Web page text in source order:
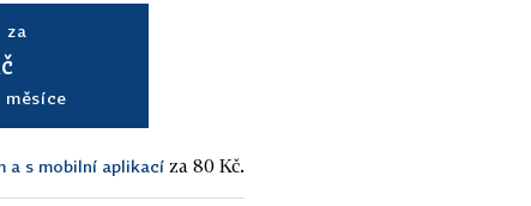
za
měsíce
a s mobilní aplikací za 80 Kč.